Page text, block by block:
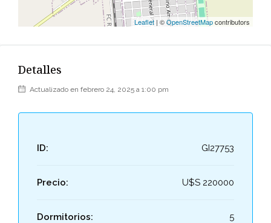
Leaflet | ©OpenStreetMapcontributors
Detalles
Actualizado en febrero 24, 2025 a 1:00 pm
ID: GI27753
Precio: U$S 220000
Dormitorios: 5